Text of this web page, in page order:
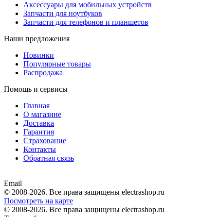
Аксессуары для мобильных устройств
Запчасти для ноутбуков
Запчасти для телефонов и планшетов
Наши предложения
Новинки
Популярные товары
Распродажа
Помощь и сервисы
Главная
О магазине
Доставка
Гарантия
Страхование
Контакты
Обратная связь
Email
© 2008-2026. Все права защищены electrashop.ru
Посмотреть на карте
© 2008-2026. Все права защищены electrashop.ru